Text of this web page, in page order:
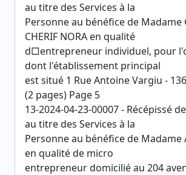
au titre des Services à la
Personne au bénéfice de Madame
CHERIF NORA en qualité
d□entrepreneur individuel, pour
dont l'établissement principal
est situé 1 Rue Antoine Vargiu -
(2 pages) Page 5
13-2024-04-23-00007 - Récépissé
au titre des Services à la
Personne au bénéfice de Madame
en qualité de micro
entrepreneur domicilié au 204